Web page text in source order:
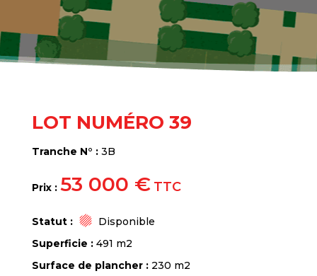
LOT NUMÉRO 39
Tranche N° : 3B
Prix : 53 000 € TTC
Statut :
Disponible
Superficie : 491 m2
Surface de plancher : 230 m2